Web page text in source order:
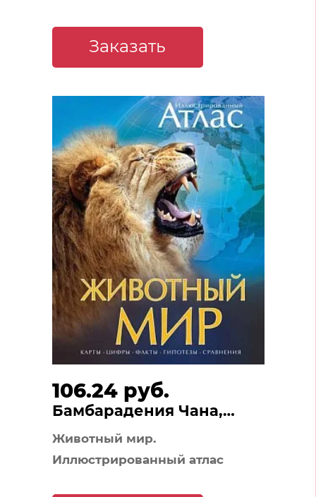
Заказать
106.24 руб.
Бамбарадения Чана,
Вудрафф Дейвид,
Гинзберг Джошуа
Животный мир.
Иллюстрированный атлас